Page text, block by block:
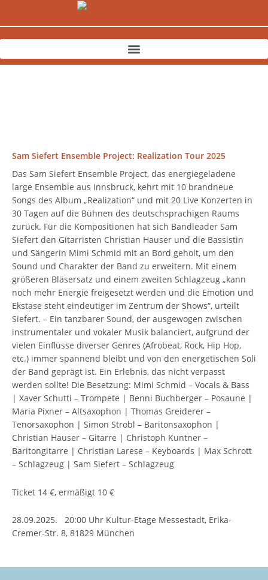
Sam Siefert Ensemble Project: Realization Tour 2025
Das Sam Siefert Ensemble Project, das energiegeladene
large Ensemble aus Innsbruck, kehrt mit 10 brandneue
Songs des Album „Realization“ und mit 20 Live Konzerten in
30 Tagen auf die Bühnen des deutschsprachigen Raums
zurück. Für die Kompositionen hat sich Bandleader Sam
Siefert den Gitarristen Christian Hauser und die Bassistin
und Sängerin Mimi Schmid mit an Bord geholt, um den
Sound und Charakter der Band zu erweitern. Mit einem
größeren Bläsersatz und einem zweiten Schlagzeug „kann
noch mehr Energie freigesetzt werden und die Emotion und
Ekstase steht eindeutiger im Zentrum der Shows“, urteilt
Siefert. – Ein tanzbarer Sound, der ausgewogen zwischen
instrumentaler und vokaler Musik balanciert, aufgrund der
vielen Einflüsse diverser Genres (Afrobeat, Rock, Hip Hop,
etc.) immer spannend bleibt und von den energetischen Soli
der Band geprägt ist. Ein Erlebnis, das nicht verpasst
werden sollte! Die Besetzung: Mimi Schmid – Vocals & Bass
| Xaver Schutti – Trompete | Benni Buchberger – Posaune |
Maria Pixner – Altsaxophon | Thomas Greiderer –
Tenorsaxophon | Simon Strobl – Baritonsaxophon |
Christian Hauser – Gitarre | Christoph Kuntner –
Baritongitarre | Christian Larese – Keyboards | Max Schrott
– Schlagzeug | Sam Siefert – Schlagzeug
Ticket 14 €, ermäßigt 10 €
28.09.2025. 20:00 Uhr Kultur-Etage Messestadt, Erika-
Cremer-Str. 8, 81829 München